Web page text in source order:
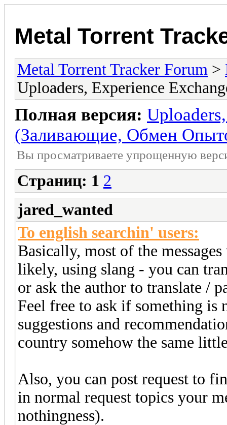
Metal Torrent
Metal Torrent Tracker Forum >
Uploaders, Experience
Полная версия:
(Заливающие, Обмен
Вы просматриваете yпpощеннyю
Страниц: 1 2
jared_wanted
To english searchin' users:
Basically, most of the
likely, using slang - you can
or ask the author to translate /
Feel free to ask if something is
suggestions and
country somehow the same
Also, you can post request to
in normal request topics your
nothingness).